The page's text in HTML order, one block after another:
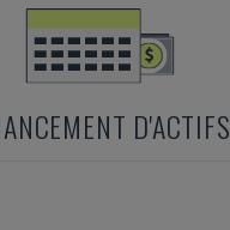
D'ACTIFS